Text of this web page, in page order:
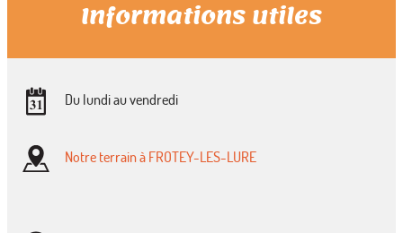
Informations utiles
Du lundi au vendredi
Notre terrain à FROTEY-LES-LURE